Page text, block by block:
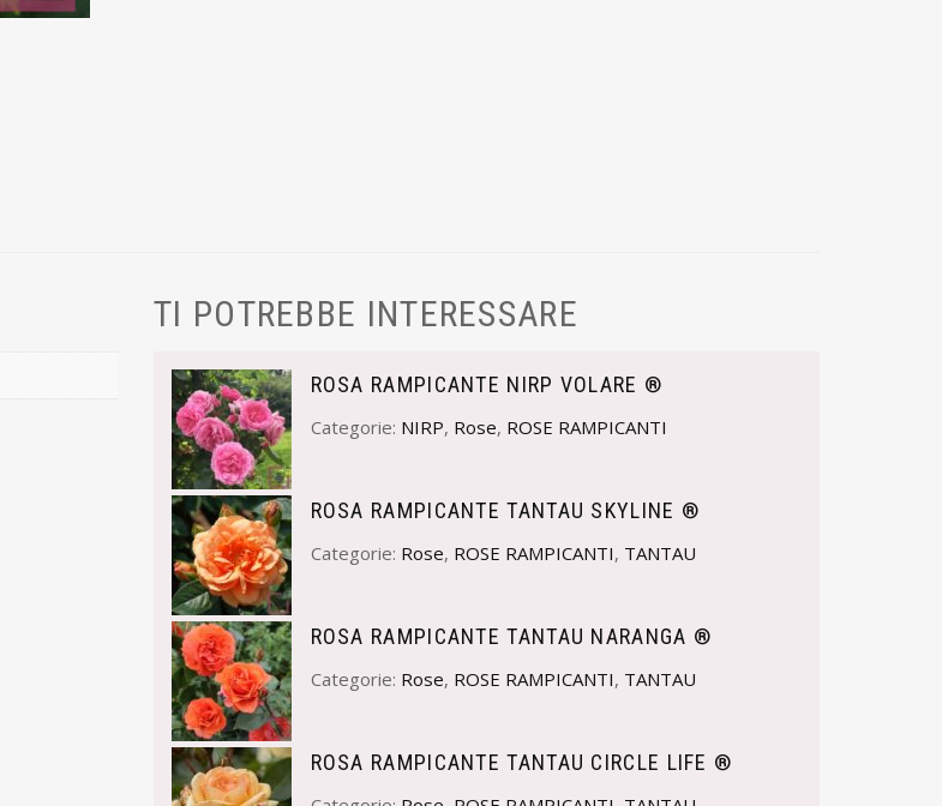
TI POTREBBE INTERESSARE
ROSA RAMPICANTE NIRP VOLARE ®
Categorie: NIRP, Rose, ROSE RAMPICANTI
ROSA RAMPICANTE TANTAU SKYLINE ®
Categorie: Rose, ROSE RAMPICANTI, TANTAU
ROSA RAMPICANTE TANTAU NARANGA ®
Categorie: Rose, ROSE RAMPICANTI, TANTAU
ROSA RAMPICANTE TANTAU CIRCLE LIFE ®